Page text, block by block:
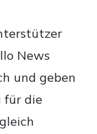
News
und geben
für die